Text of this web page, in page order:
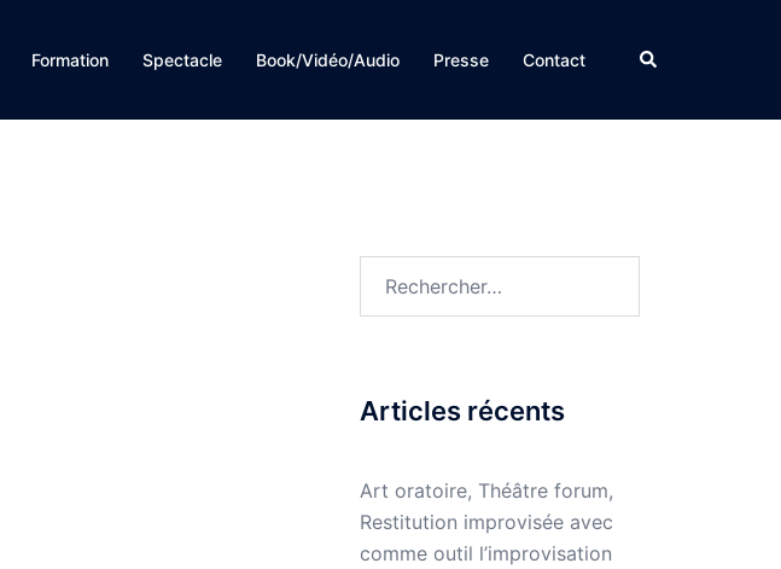
Formation Spectacle Book/Vidéo/Audio Presse Contact Rechercher
Articles récents
Art oratoire, Théâtre forum,
Restitution improvisée avec
comme outil l’improvisation